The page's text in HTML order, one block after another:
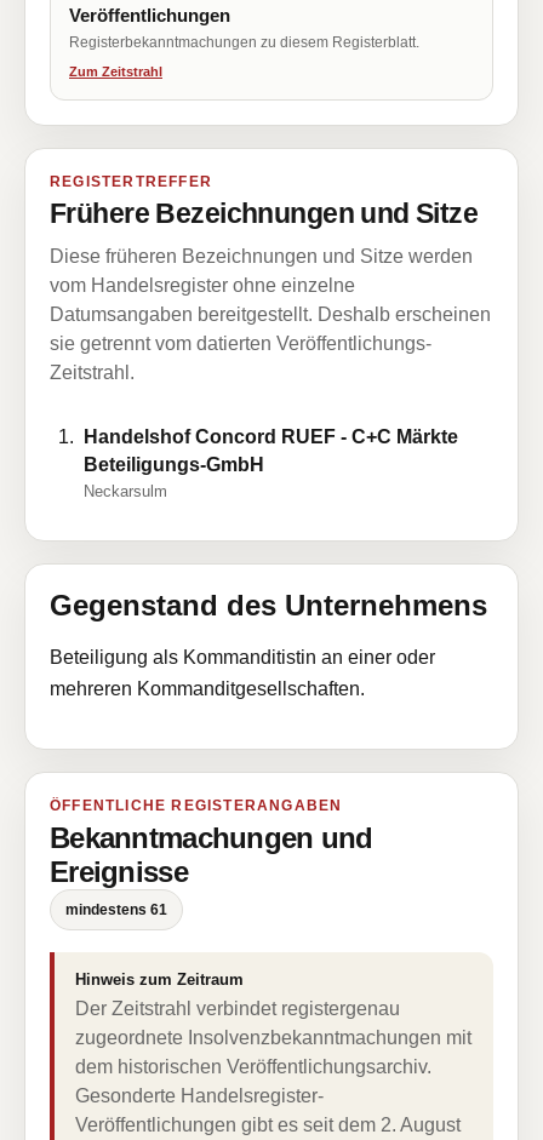
Veröffentlichungen
Registerbekanntmachungen zu diesem Registerblatt.
Zum Zeitstrahl
REGISTERTREFFER
Frühere Bezeichnungen und Sitze
Diese früheren Bezeichnungen und Sitze werden
vom Handelsregister ohne einzelne
Datumsangaben bereitgestellt. Deshalb erscheinen
sie getrennt vom datierten Veröffentlichungs-
Zeitstrahl.
Handelshof Concord RUEF - C+C Märkte
Beteiligungs-GmbH
Neckarsulm
Gegenstand des Unternehmens
Beteiligung als Kommanditistin an einer oder
mehreren Kommanditgesellschaften.
ÖFFENTLICHE REGISTERANGABEN
Bekanntmachungen und
Ereignisse
mindestens 61
Hinweis zum Zeitraum
Der Zeitstrahl verbindet registergenau
zugeordnete Insolvenzbekanntmachungen mit
dem historischen Veröffentlichungsarchiv.
Gesonderte Handelsregister-
Veröffentlichungen gibt es seit dem 2. August